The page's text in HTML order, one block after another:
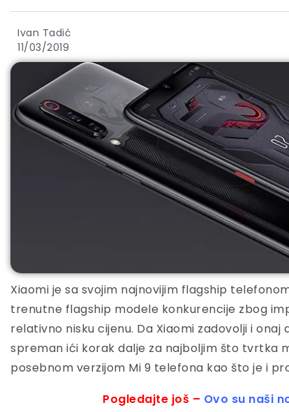
Ivan Tadić
11/03/2019
Xiaomi je sa svojim najnovijim flagship
trenutne flagship modele konkurencije zbog
relativno nisku cijenu. Da Xiaomi zadovolji i onaj
spreman ići korak dalje za najboljim što tvrtka
posebnom verzijom Mi 9 telefona kao što je i
Pogledajte još – Ovo su naši